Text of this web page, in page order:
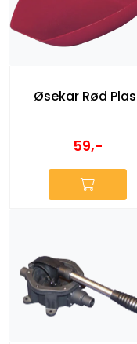
Øsekar Rød
59,-